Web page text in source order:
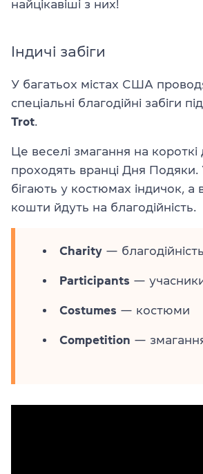
найцікавіші з них!
Індичі забіги
У багатьох містах США
спеціальні благодійні забіги
Trot.
Це веселі змагання на короткі
проходять вранці Дня Подяки.
бігають у костюмах індичок, а
кошти йдуть на благодійність.
Charity — благодійність
Participants —
Costumes — костюми
Competition —